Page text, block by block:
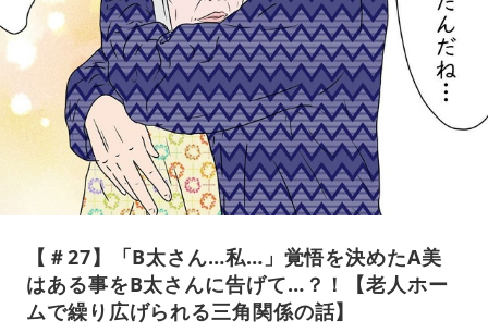
【＃27】「B太さん…私…」覚悟を決めたA美
はある事をB太さんに告げて…？！【老人ホー
ムで繰り広げられる三角関係の話】